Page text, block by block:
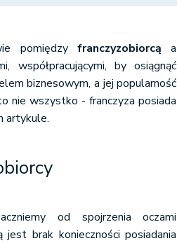
pomiędzy franczyzobiorcą a
współpracującymi, by osiągnąć
biznesowym, a jej popularność
nie wszystko - franczyza posiada
artykule.
od spojrzenia oczami
brak konieczności posiadania